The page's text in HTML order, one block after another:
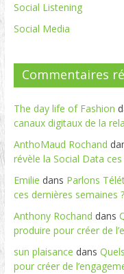
Social Listening
Social Media
Commentaires
The day life of Fashion
canaux digitaux de la
AnthoMaud Rochand
révèle la Social Data
Emilie dans Parlons
ces dernières semaines ?
Anthony Rochand dans
produire pour créer de
sun plaisance dans
pour créer de